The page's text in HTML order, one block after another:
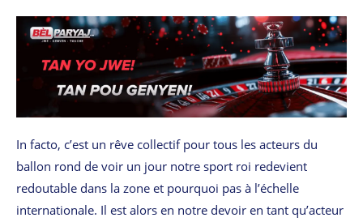
In facto, c’est un rêve collectif pour tous les acteurs du
ballon rond de voir un jour notre sport roi redevient
redoutable dans la zone et pourquoi pas à l’échelle
internationale. Il est alors en notre devoir en tant qu’acteur